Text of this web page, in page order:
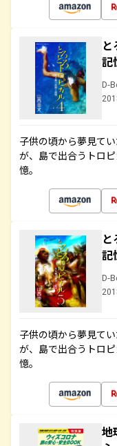
D-
子供の頃から夢見て
が、島で出合うトロ
憶。
D-
子供の頃から夢見て
が、島で出合うトロ
憶。
地